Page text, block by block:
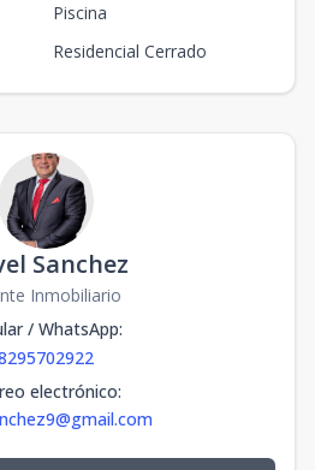
Piscina
Residencial Cerrado
Sanchez
Inmobiliario
/ WhatsApp:
electrónico: